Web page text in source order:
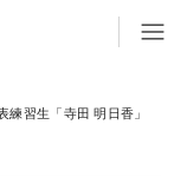
練習生「寺田 明日香」